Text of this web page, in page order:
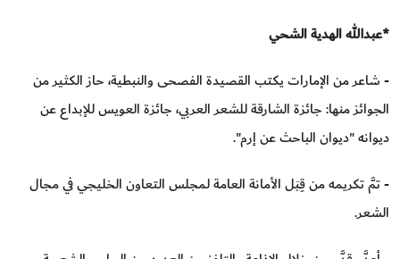
*عبدالله الهدية الشحي
- شاعر من الإمارات يكتب القصيدة الفصحى والنبطية، حاز الكثير من
الجوائز منها: جائزة الشارقة للشعر العربي، جائزة العويس للإبداع عن
ديوانه "ديوان الباحث عن إرم".
- تمَّ تكريمه من قِبَل الأمانة العامة لمجلس التعاون الخليجي في مجال
الشعر.